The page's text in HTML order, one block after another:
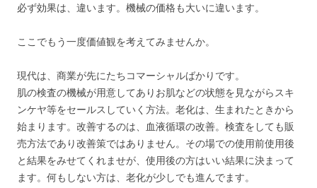
必ず効果は、違います。機械の価格も大いに違います。
ここでもう一度価値観を考えてみませんか。
現代は、商業が先にたちコマーシャルばかりです。
肌の検査の機械が用意してありお肌などの状態を見ながらスキ
ンケヤ等をセールスしていく方法。老化は、生まれたときから
始まります。改善するのは、血液循環の改善。検査をしても販
売方法であり改善策ではありません。その場での使用前使用後
と結果をみせてくれませが、使用後の方はいい結果に決まって
ます。何もしない方は、老化が少しでも進んでます。